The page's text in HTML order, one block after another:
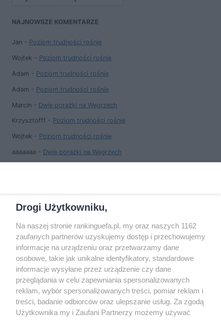
NAJNOWSZE KOMENTARZE
Jan - Poziom trudności rośnie
Wojtek - Poziom trudności rośnie
Adam - Poziom trudności rośnie
Adam - Poziom trudności rośnie
Marcin - Dwie porażki na Węgrzech
Krzysztofff - Poziom trudności rośnie
Wojtek - Poziom trudności rośnie
aaaaaaa - Dwie porażki na Węgrzech
COPYRIGHT
© Jan Sikorski 2009-2026, Rankinguefa.pl.
Wszystkie prawa zastrzeżone.
Wykonanie: Strony Internetowe Warszawa
Drogi Użytkowniku,
Na naszej stronie rankinguefa.pl, my oraz naszych 1162
zaufanych partnerów uzyskujemy dostęp i przechowujemy
informacje na urządzeniu oraz przetwarzamy dane
osobowe, takie jak unikalne identyfikatory, standardowe
informacje wysyłane przez urządzenie czy dane
przeglądania w celu zapewniania spersonalizowanych
reklam, wybór spersonalizowanych treści, pomiar reklam i
treści, badanie odbiorców oraz ulepszanie usług. Za zgodą
Użytkownika my i Zaufani Partnerzy możemy używać